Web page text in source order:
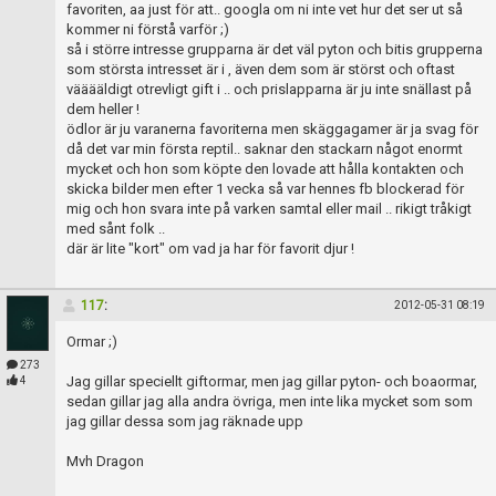
favoriten, aa just för att.. googla om ni inte vet hur det ser ut så
kommer ni förstå varför ;)
så i större intresse grupparna är det väl pyton och bitis grupperna
som största intresset är i , även dem som är störst och oftast
vääääldigt otrevligt gift i .. och prislapparna är ju inte snällast på
dem heller !
ödlor är ju varanerna favoriterna men skäggagamer är ja svag för
då det var min första reptil.. saknar den stackarn något enormt
mycket och hon som köpte den lovade att hålla kontakten och
skicka bilder men efter 1 vecka så var hennes fb blockerad för
mig och hon svara inte på varken samtal eller mail .. rikigt tråkigt
med sånt folk ..
där är lite "kort" om vad ja har för favorit djur !
273
4
117: 2012-05-31 08:19
Ormar ;)
Jag gillar speciellt giftormar, men jag gillar pyton- och boaormar,
sedan gillar jag alla andra övriga, men inte lika mycket som som
jag gillar dessa som jag räknade upp
Mvh Dragon